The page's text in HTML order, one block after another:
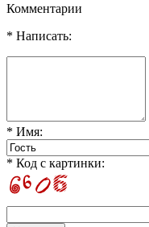
Комментарии
* Написать:
* Имя:
* Код с картинки: